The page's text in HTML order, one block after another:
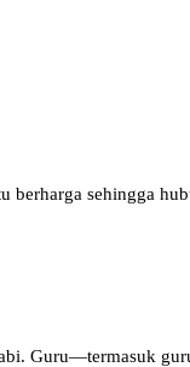
berharga sehingga
Guru—termasuk